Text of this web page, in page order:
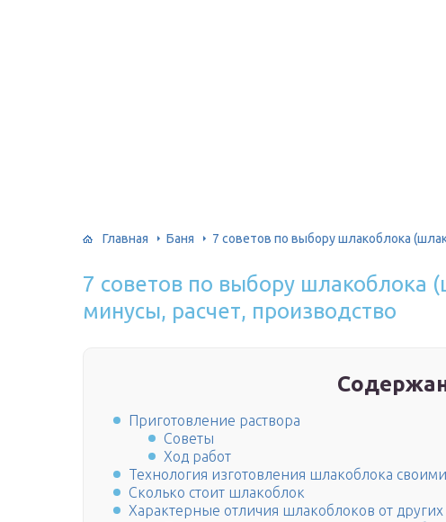
Главная Баня 7 советов по выбору шлакоблока
7 советов по выбору шлакоблока
минусы, расчет, производство
Приготовление раствора
Советы
Ход работ
Технология изготовления шлакоблока
Сколько стоит шлакоблок
Характерные отличия шлакоблоков от